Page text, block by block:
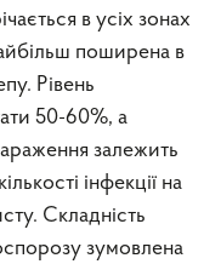
в усіх зонах
поширена в
Рівень
50-60%, а
залежить
інфекції на
Складність
зумовлена